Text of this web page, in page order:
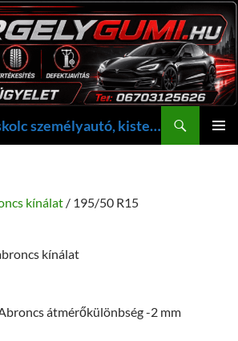
Gergely Gumi Miskolc személyautó, kisteherautó gumi szerelés javítás +36703125626 NON-STOP ügyelet, gergelygumi@gergelygumi.hu
kínálat / 195/50 R15
kínálat
átmérőkülönbség -2 mm